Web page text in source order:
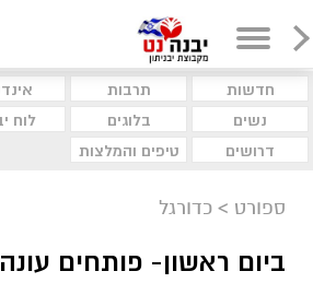
חדשות תרבות
נשים
בלוגים לוח
דרושים
טיפים והמלצות
ספורט > כדורגל
ביום ראשון- פותחים עונה